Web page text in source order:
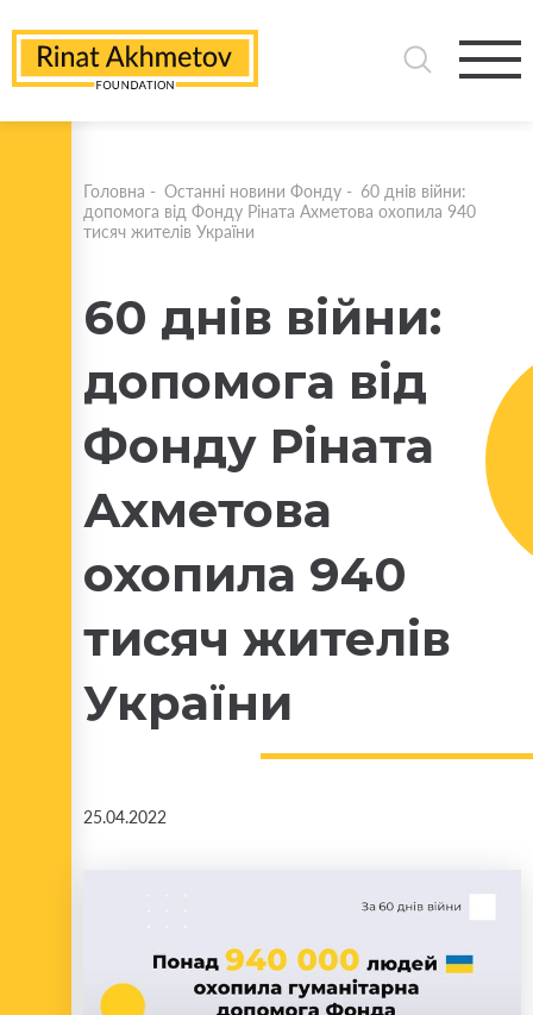
Головна - Останні новини Фонду - 60 днів війни:
допомога від Фонду Ріната Ахметова охопила 940
тисяч жителів України
60 днів війни:
допомога від
Фонду Ріната
Ахметова
охопила 940
тисяч жителів
України
25.04.2022